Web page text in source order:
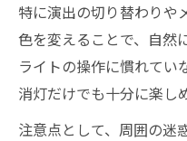
特に演出の切り替わりや
色を変えることで、自然
ライトの操作に慣れてい
消灯だけでも十分に楽し
注意点として、周囲の迷